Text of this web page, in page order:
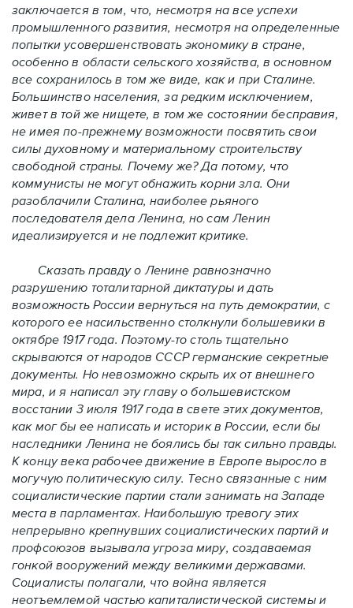
заключается в том, что, несмотря на все успехи
промышленного развития, несмотря на определенные
попытки усовершенствовать экономику в стране,
особенно в области сельского хозяйства, в основном
все сохранилось в том же виде, как и при Сталине.
Большинство населения, за редким исключением,
живет в той же нищете, в том же состоянии бесправия,
не имея по-прежнему возможности посвятить свои
силы духовному и материальному строительству
свободной страны. Почему же? Да потому, что
коммунисты не могут обнажить корни зла. Они
разоблачили Сталина, наиболее рьяного
последователя дела Ленина, но сам Ленин
идеализируется и не подлежит критике.
Сказать правду о Ленине равнозначно
разрушению тоталитарной диктатуры и дать
возможность России вернуться на путь демократии, с
которого ее насильственно столкнули большевики в
октябре 1917 года. Поэтому-то столь тщательно
скрываются от народов СССР германские секретные
документы. Но невозможно скрыть их от внешнего
мира, и я написал эту главу о большевистском
восстании 3 июля 1917 года в свете этих документов,
как мог бы ее написать и историк в России, если бы
наследники Ленина не боялись бы так сильно правды.
К концу века рабочее движение в Европе выросло в
могучую политическую силу. Тесно связанные с ним
социалистические партии стали занимать на Западе
места в парламентах. Наибольшую тревогу этих
непрерывно крепнувших социалистических партий и
профсоюзов вызывала угроза миру, создаваемая
гонкой вооружений между великими державами.
Социалисты полагали, что война является
неотъемлемой частью капиталистической системы и